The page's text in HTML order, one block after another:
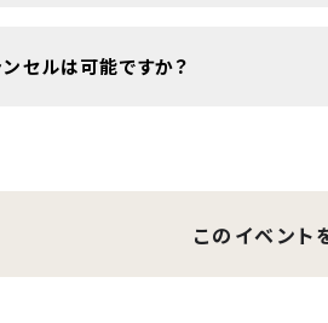
ンセルは可能ですか？
このイベント